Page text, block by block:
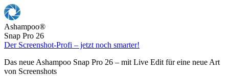
Ashampoo®
Snap Pro 26
Der Screenshot-Profi – jetzt noch smarter!
Das neue Ashampoo Snap Pro 26 – mit Live Edit für eine neue Art
von Screenshots